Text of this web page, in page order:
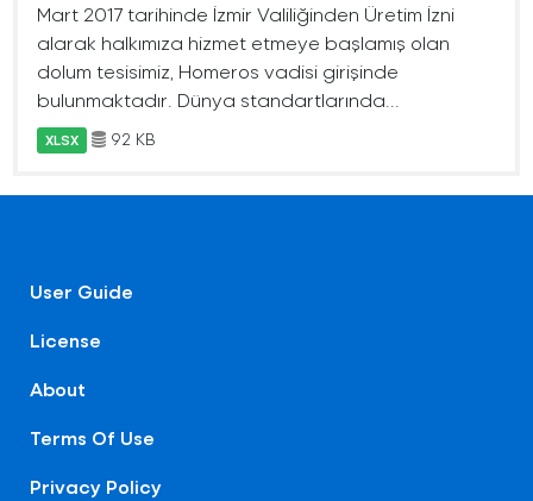
Mart 2017 tarihinde İzmir Valiliğinden Üretim İzni
alarak halkımıza hizmet etmeye başlamış olan
dolum tesisimiz, Homeros vadisi girişinde
bulunmaktadır. Dünya standartlarında...
XLSX 92 KB
User Guide
License
About
Terms Of Use
Privacy Policy